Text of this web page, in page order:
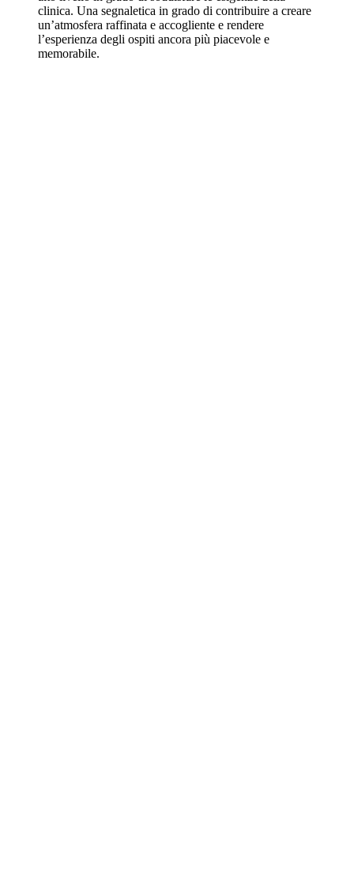
clinica. Una segnaletica in grado di contribuire a creare
un’atmosfera raffinata e accogliente e rendere
l’esperienza degli ospiti ancora più piacevole e
memorabile.